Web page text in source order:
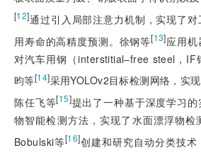
[12]通过引入局部注意力机制，实现了
用寿命的高精度预测。徐钢等[13]应用
对汽车用钢（interstitial–free steel，IF
昀等[14]采用YOLOv2目标检测网络，实
陈任飞等[15]提出了一种基于深度学习
物智能检测方法，实现了水面漂浮物检
Bobulski等[16]创建和研究自动分类技